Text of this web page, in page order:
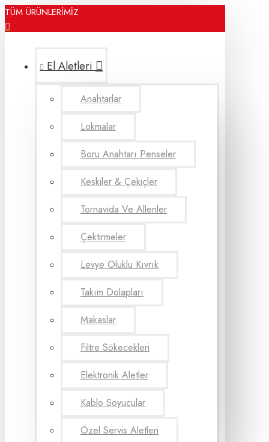
TÜM ÜRÜNLERİMİZ
El Aletleri
Anahtarlar
Lokmalar
Boru Anahtarı Penseler
Keskiler & Çekiçler
Tornavida Ve Allenler
Çektirmeler
Levye Oluklu Kıvrık
Takım Dolapları
Makaslar
Filtre Sökecekleri
Elektronik Aletler
Kablo Soyucular
Özel Servis Aletleri